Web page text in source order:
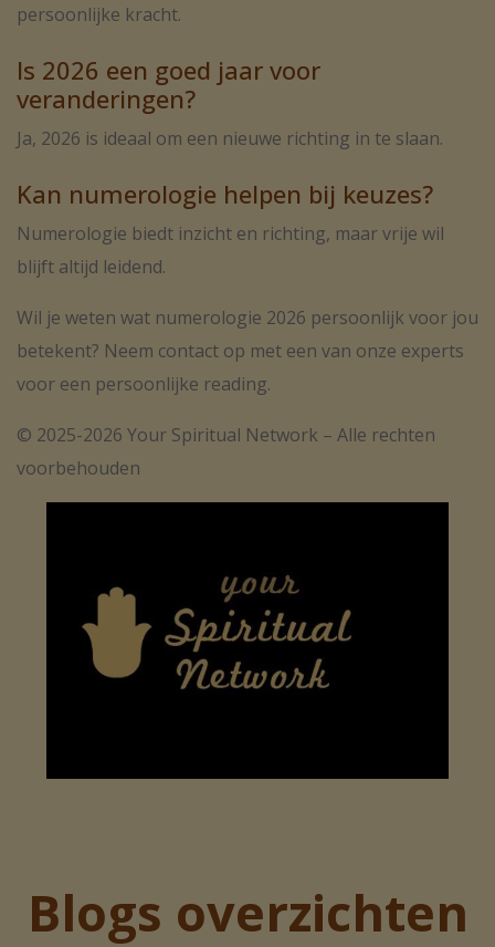
persoonlijke kracht.
Is 2026 een goed jaar voor
veranderingen?
Ja, 2026 is ideaal om een nieuwe richting in te slaan.
Kan numerologie helpen bij keuzes?
Numerologie biedt inzicht en richting, maar vrije wil
blijft altijd leidend.
Wil je weten wat numerologie 2026 persoonlijk voor jou
betekent? Neem contact op met een van onze experts
voor een persoonlijke reading.
© 2025-2026 Your Spiritual Network – Alle rechten
voorbehouden
Blogs overzichten